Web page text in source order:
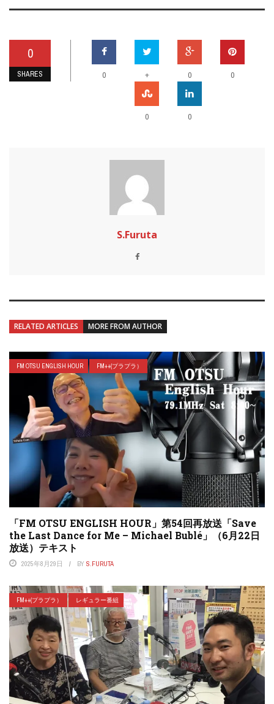
0
SHARES 0 + 0 0
0 0
S.Furuta
RELATED ARTICLES MORE FROM AUTHOR
FM OTSU ENGLISH HOUR FM++(プラプラ）
「FM OTSU ENGLISH HOUR」第54回再放送「Save
the Last Dance for Me – Michael Bublé」（6月22日
放送）テキスト
2025年8月29日 BY S.FURUTA
FM++(プラプラ） レギュラー番組